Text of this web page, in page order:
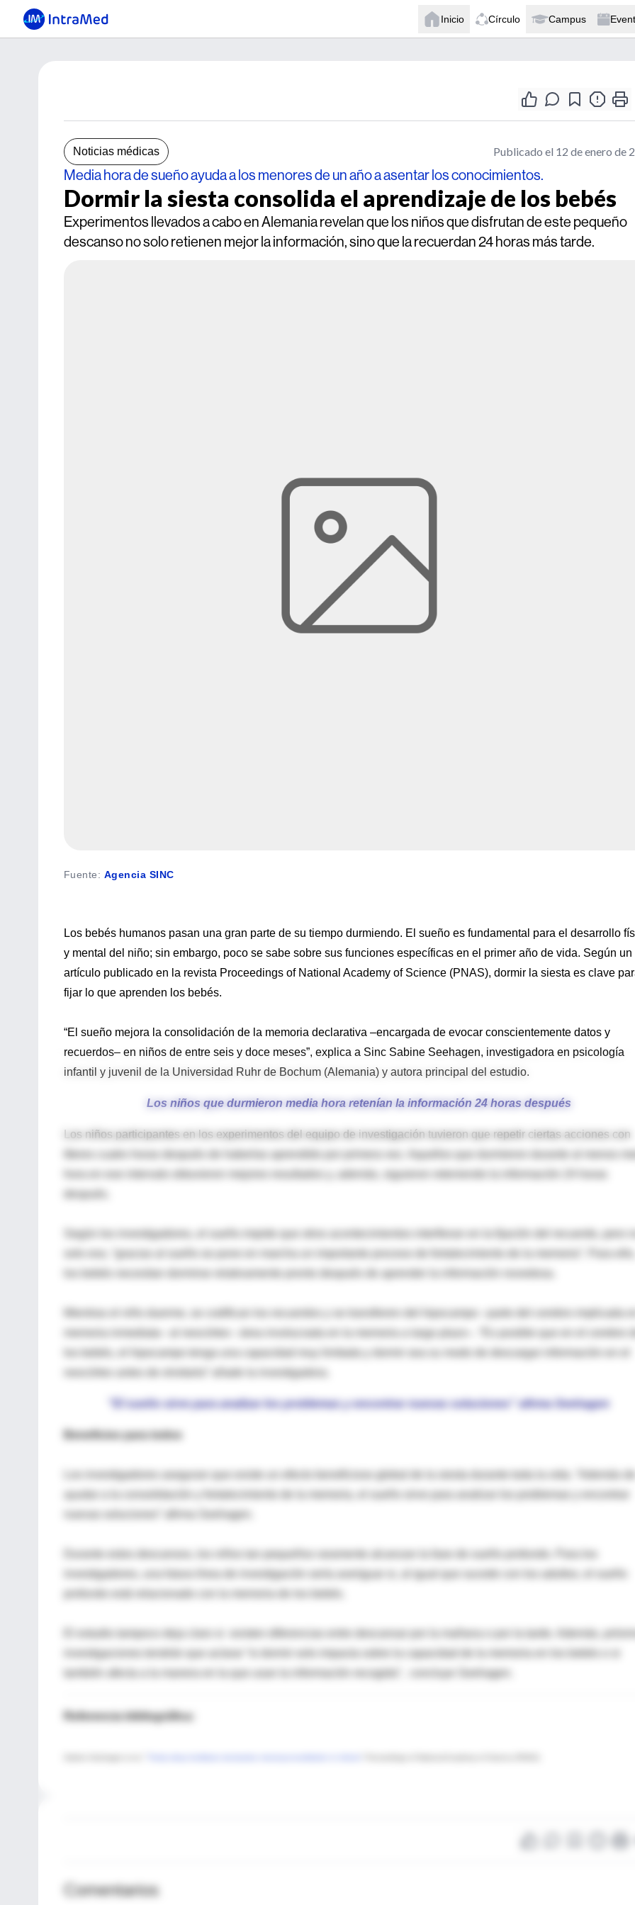
Inicio Círculo Campus
Noticias médicas Publicado el 12 de enero de
Media hora de sueño ayuda a los menores de un año a asentar los conocimientos.
Dormir la siesta consolida el aprendizaje de los bebés
Experimentos llevados a cabo en Alemania revelan que los niños que disfrutan de este pequeño
descanso no solo retienen mejor la información, sino que la recuerdan 24 horas más tarde.
Fuente: Agencia SINC
Los bebés humanos pasan una gran parte de su tiempo durmiendo. El sueño es fundamental para el desarrollo
y mental del niño; sin embargo, poco se sabe sobre sus funciones específicas en el primer año de vida. Según un
artículo publicado en la revista Proceedings of National Academy of Science (PNAS), dormir la siesta es clave
fijar lo que aprenden los bebés.
“El sueño mejora la consolidación de la memoria declarativa –encargada de evocar conscientemente datos y
recuerdos– en niños de entre seis y doce meses”, explica a Sinc Sabine Seehagen, investigadora en psicología
infantil y juvenil de la Universidad Ruhr de Bochum (Alemania) y autora principal del estudio.
Los niños que durmieron media hora retenían la información 24 horas después
Los niños participantes en los experimentos del equipo de investigación tuvieron que repetir ciertas acciones con
títeres cuatro horas después de haberlas aprendido por primera vez. Aquellos que durmieron durante al menos
hora en ese intervalo obtuvieron mejores resultados y, además, siguieron reteniendo la información 24 horas
Según los investigadores, el sueño impide que otros acontecimientos interfieran en la fijación del recuerdo, pero
solo eso, “gracias al sueño se pone en marcha un importante proceso de fortalecimiento de la memoria”. Para
los bebés necesitan dormirse relativamente pronto después de aprender la información novedosa.
Mientras el niño duerme, se codifican los recuerdos y se transfieren del hipocampo –parte del cerebro implicada
memoria inmediata– al neocórtex –área involucrada en la memoria a largo plazo–. “Es posible que en el cerebro
los bebés, el hipocampo tenga una capacidad muy limitada y dormir sea su modo de descargar información en el
neocórtex antes de olvidarla” añade la investigadora.
"El sueño sirve para analizar los problemas y encontrar nuevas soluciones” afirma Seehagen
Beneficios para todos
Los investigadores aseguran que existe un efecto beneficioso global de la siesta durante toda la vida. “Además
nuevas soluciones” afirma Seehagen.
Durante estos descansos, los niños tan pequeños raramente alcanzan la fase de sueño profundo. Para los
investigadores, una futura línea de investigación sería averiguar si, al igual que sucede con los adultos, el sueño
El estudio tampoco deja claro si existen diferencias entre descansar por la mañana o por la tarde. Además,
investigaciones tendrán que aclarar “si dormir solo impacta sobre la capacidad de la memoria en los bebés o si
también afecta a la manera en la que usan la información recogida”, concluye Seehagen.
Referencia bibliográfica:
Comentarios